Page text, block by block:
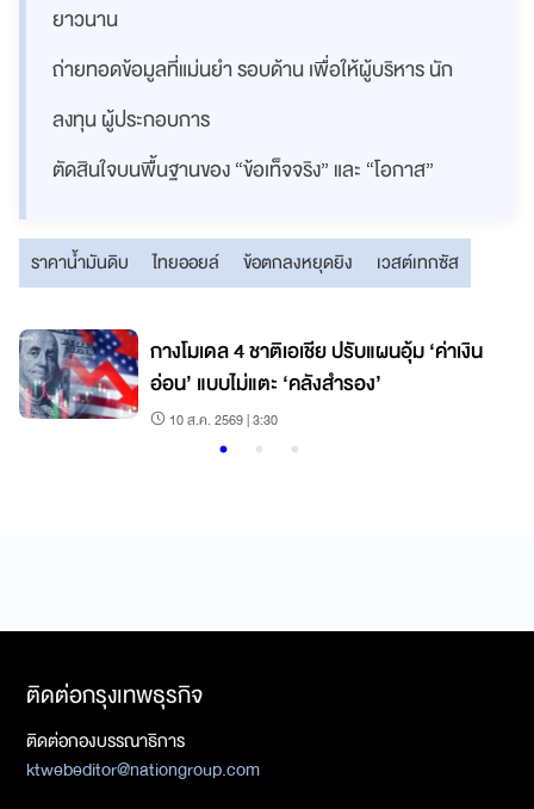
ยาวนาน
ถ่ายทอดข้อมูลที่แม่นยำ รอบด้าน เพื่อให้ผู้บริหาร นัก
ลงทุน ผู้ประกอบการ
ตัดสินใจบนพื้นฐานของ “ข้อเท็จจริง” และ “โอกาส”
ราคาน้ำมันดิบ ไทยออยล์ ข้อตกลงหยุดยิง เวสต์เทกซัส
กางโมเดล 4 ชาติเอเชีย ปรับแผนอุ้ม ‘ค่าเงิน
อ่อน’ แบบไม่แตะ ‘คลังสำรอง’
10 ส.ค. 2569 | 3:30
ติดต่อกรุงเทพธุรกิจ
ติดต่อกองบรรณาธิการ
ktwebeditor@nationgroup.com